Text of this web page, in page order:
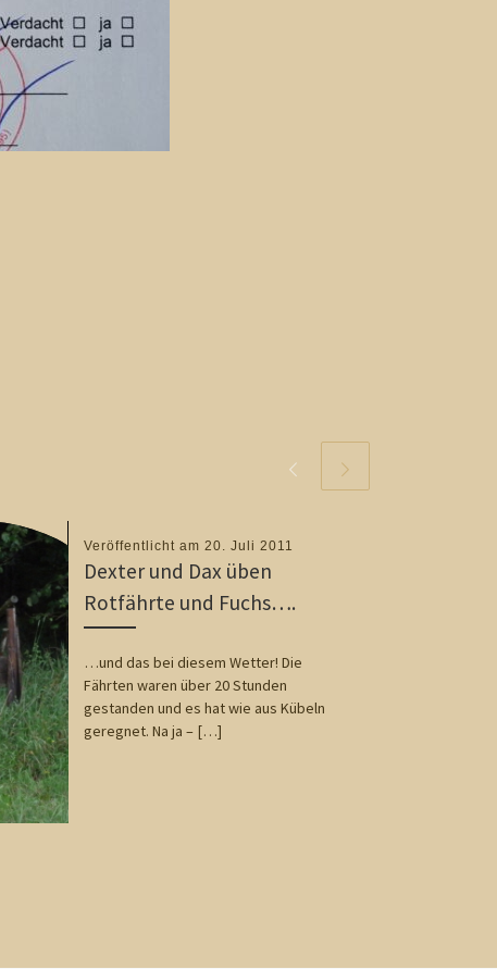
Veröffentlicht am 20. Juli 2011
Dexter und Dax üben
Rotfährte und Fuchs….
…und das bei diesem Wetter! Die
Fährten waren über 20 Stunden
gestanden und es hat wie aus Kübeln
geregnet. Na ja – […]